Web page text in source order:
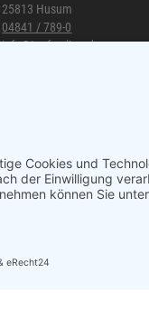
25813 Husum
04841 / 789-0
info@topf-online.de